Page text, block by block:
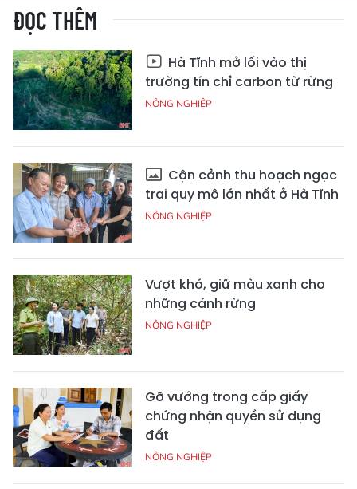
ĐỌC THÊM
Hà Tĩnh mở lối vào thị
trường tín chỉ carbon từ rừng
NÔNG NGHIỆP
Cận cảnh thu hoạch ngọc
trai quy mô lớn nhất ở Hà Tĩnh
NÔNG NGHIỆP
Vượt khó, giữ màu xanh cho
những cánh rừng
NÔNG NGHIỆP
Gỡ vướng trong cấp giấy
chứng nhận quyền sử dụng
đất
NÔNG NGHIỆP